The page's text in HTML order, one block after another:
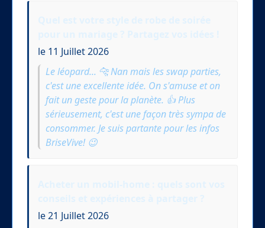
le 11 Juillet 2026
Le léopard... 🐆 Nan mais les swap parties,
c'est une excellente idée. On s'amuse et on
fait un geste pour la planète. 👍 Plus
sérieusement, c'est une façon très sympa de
consommer. Je suis partante pour les infos
BriseVive! 😉
le 21 Juillet 2026